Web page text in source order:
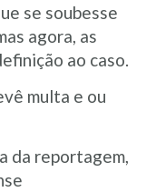
se soubesse
agora, as
ao caso.
multa e ou
da reportagem,